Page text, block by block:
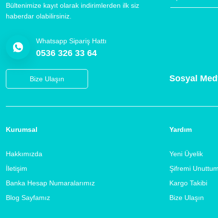
Bültenimize kayıt olarak indirimlerden ilk siz
haberdar olabilirsiniz.
Whatsapp Sipariş Hattı
0536 326 33 64
Bize Ulaşın Sosyal
Kurumsal
Hakkımızda
İletişim
Banka Hesap Numaralarımız
Blog Sayfamız
Yardım
Yeni Üyelik
Şifremi
Kargo Takibi
Bize Ulaşın